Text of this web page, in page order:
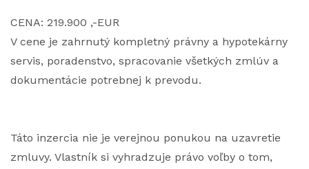
CENA: 219.900 ,-EUR
V cene je zahrnutý kompletný právny a hypotekárny
servis, poradenstvo, spracovanie všetkých zmlúv a
dokumentácie potrebnej k prevodu.
Táto inzercia nie je verejnou ponukou na uzavretie
zmluvy. Vlastník si vyhradzuje právo voľby o tom,